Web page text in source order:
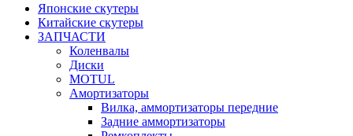
Японские скутеры
Китайские скутеры
ЗАПЧАСТИ
Коленвалы
Диски
MOTUL
Амортизаторы
Вилка, аммортизаторы передние
Задние аммортизаторы